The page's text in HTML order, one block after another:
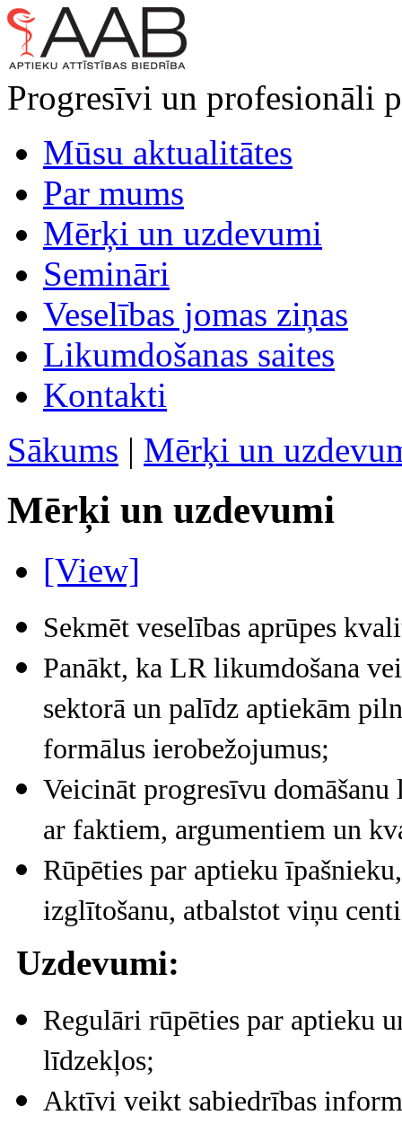
Progresīvi un profesionāli
Mūsu aktualitātes
Par mums
Mērķi un uzdevumi
Semināri
Veselības jomas ziņas
Likumdošanas saites
Kontakti
Sākums | Mērķi un
Mērķi un uzdevumi
[View]
Sekmēt veselības aprūpes
Panākt, ka LR likumdošana
sektorā un palīdz aptiekām
formālus ierobežojumus;
Veicināt progresīvu
ar faktiem, argumentiem un
Rūpēties par aptieku
izglītošanu, atbalstot viņu
Uzdevumi:
Regulāri rūpēties par aptieku
līdzekļos;
Aktīvi veikt sabiedrības